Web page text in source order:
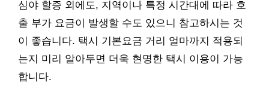
심야 할증 외에도, 지역이나 특정 시간대에 따라 호
출 부가 요금이 발생할 수도 있으니 참고하시는 것
이 좋습니다. 택시 기본요금 거리 얼마까지 적용되
는지 미리 알아두면 더욱 현명한 택시 이용이 가능
합니다.